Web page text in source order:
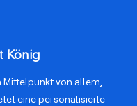
König
Mittelpunkt von allem,
eine personalisierte